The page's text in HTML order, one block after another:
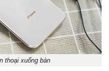
thoại xuống bàn